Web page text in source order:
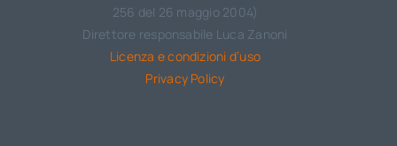
256 del 26 maggio 2004)
Direttore responsabile Luca Zanoni
Licenza e condizioni d’uso
Privacy Policy